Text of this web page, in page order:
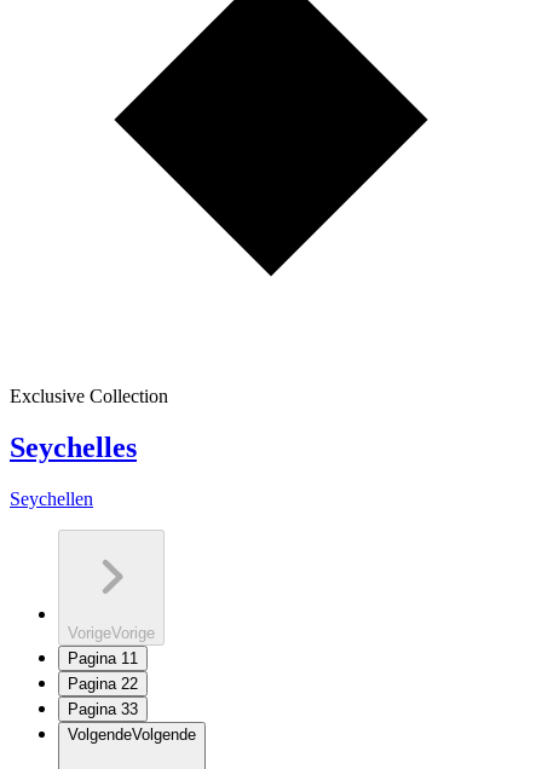
Exclusive Collection
Seychelles
Seychellen
VorigeVorige
Pagina 1 1
Pagina 22
Pagina 33
VolgendeVolgende